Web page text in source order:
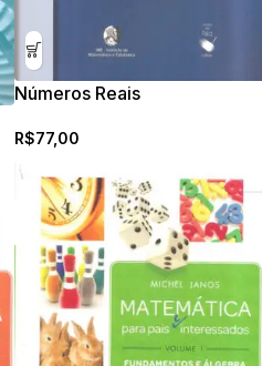
Números Reais
R$77,00